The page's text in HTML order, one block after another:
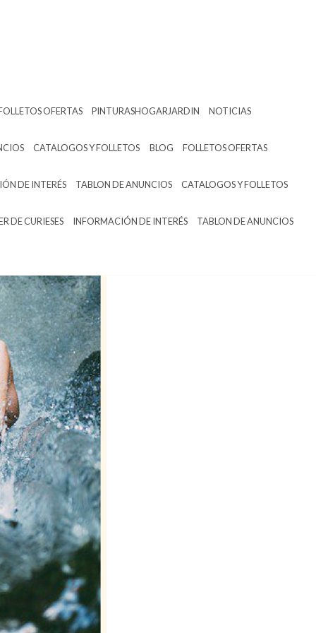
OFERTAS PINTURASHOGARJARDIN NOTICIAS
CATALOGOS Y FOLLETOS BLOG FOLLETOS OFERTAS
DE INTERÉS TABLON DE ANUNCIOS CATALOGOS Y FOLLETOS
DE CURIESES INFORMACIÓN DE INTERÉS TABLON DE ANUNCIOS